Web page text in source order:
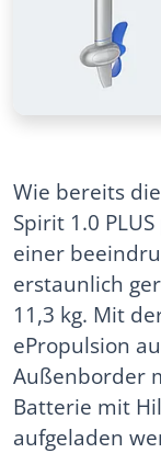
Wie bereits
Spirit 1.0
einer
erstaunlich
11,3 kg. Mit
ePropulsion
Außenborder
Batterie mit
aufgeladen